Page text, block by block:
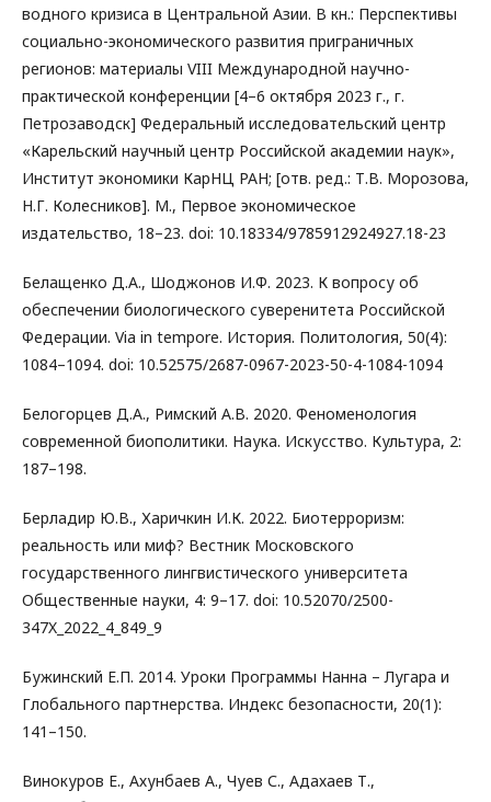
водного кризиса в Центральной Азии. В кн.: Перспективы
социально-экономического развития приграничных
регионов: материалы VIII Международной научно-
практической конференции [4–6 октября 2023 г., г.
Петрозаводск] Федеральный исследовательский центр
«Карельский научный центр Российской академии наук»,
Институт экономики КарНЦ РАН; [отв. ред.: Т.В. Морозова,
Н.Г. Колесников]. М., Первое экономическое
издательство, 18–23. doi: 10.18334/9785912924927.18-23
Белащенко Д.А., Шоджонов И.Ф. 2023. К вопросу об
обеспечении биологического суверенитета Российской
Федерации. Via in tempore. История. Политология, 50(4):
1084–1094. doi: 10.52575/2687-0967-2023-50-4-1084-1094
Белогорцев Д.А., Римский А.В. 2020. Феноменология
современной биополитики. Наука. Искусство. Культура, 2:
187–198.
Берладир Ю.В., Харичкин И.К. 2022. Биотерроризм:
реальность или миф? Вестник Московского
государственного лингвистического университета
Общественные науки, 4: 9–17. doi: 10.52070/2500-
347X_2022_4_849_9
Бужинский Е.П. 2014. Уроки Программы Нанна – Лугара и
Глобального партнерства. Индекс безопасности, 20(1):
141–150.
Винокуров Е., Ахунбаев А., Чуев С., Адахаев Т.,